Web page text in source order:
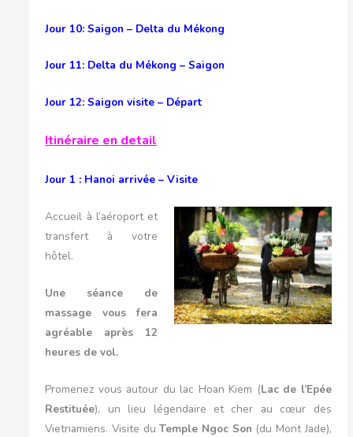
Jour 10: Saigon – Delta du Mékong
Jour 11: Delta du Mékong – Saigon
Jour 12: Saigon visite – Départ
Itinéraire en detail
Jour 1 : Hanoi arrivée – Visite
Accueil à l’aéroport et
transfert à votre
hôtel.
Une séance de
massage vous fera
agréable après 12
heures de vol.
Promenez vous autour du lac Hoan Kiem (Lac de l’Epée
Restituée), un lieu légendaire et cher au cœur des
Vietnamiens. Visite duTemple Ngoc Son (du Mont Jade),